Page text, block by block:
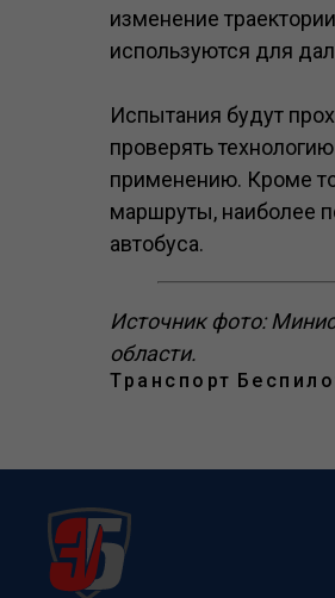
изменение
используются для
Испытания будут
проверять
применению. Кроме
маршруты, наиболее
автобуса.
Источник фото:
области.
Транспорт